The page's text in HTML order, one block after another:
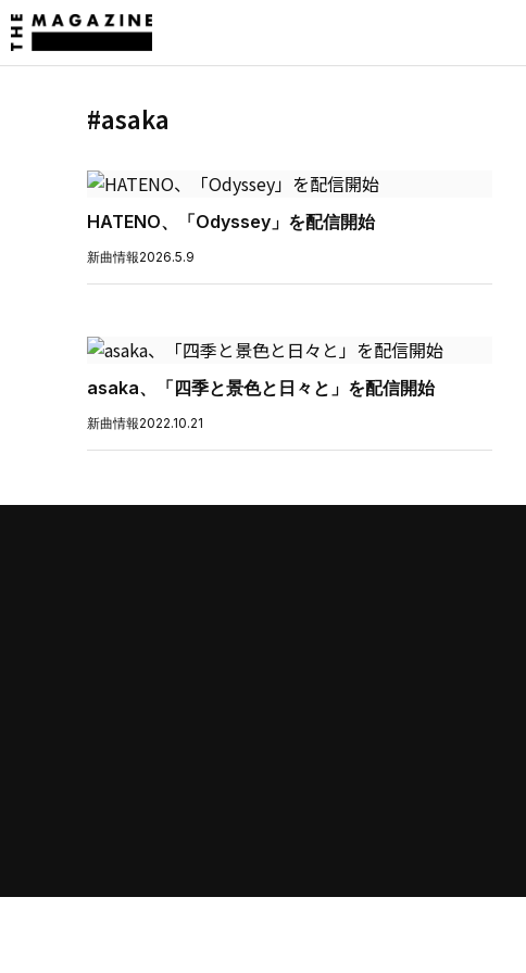
#asaka
HATENO、「Odyssey」を配信開始
新曲情報2026.5.9
asaka、「四季と景色と日々と」を配信開始
新曲情報2022.10.21